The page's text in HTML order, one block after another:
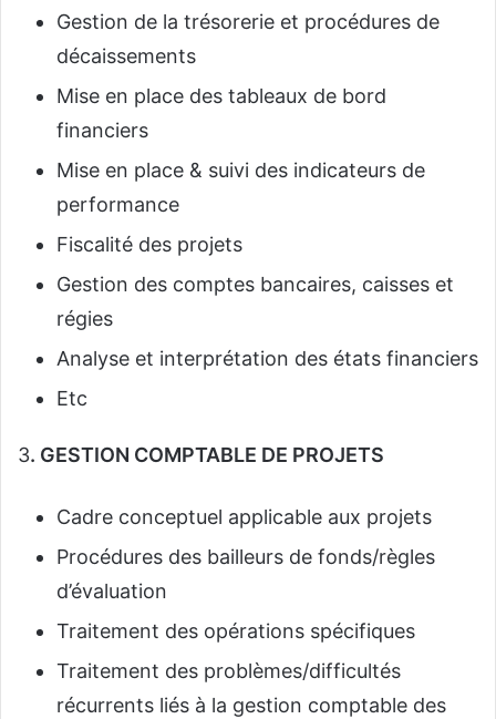
Gestion de la trésorerie et procédures de
décaissements
Mise en place des tableaux de bord
financiers
Mise en place & suivi des indicateurs de
performance
Fiscalité des projets
Gestion des comptes bancaires, caisses et
régies
Analyse et interprétation des états financiers
Etc
3. GESTION COMPTABLE DE PROJETS
Cadre conceptuel applicable aux projets
Procédures des bailleurs de fonds/règles
d’évaluation
Traitement des opérations spécifiques
Traitement des problèmes/difficultés
récurrents liés à la gestion comptable des